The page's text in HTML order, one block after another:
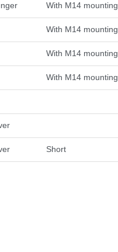
With M14 mounting
With M14 mounting
With M14 mounting
With M14 mounting
Short